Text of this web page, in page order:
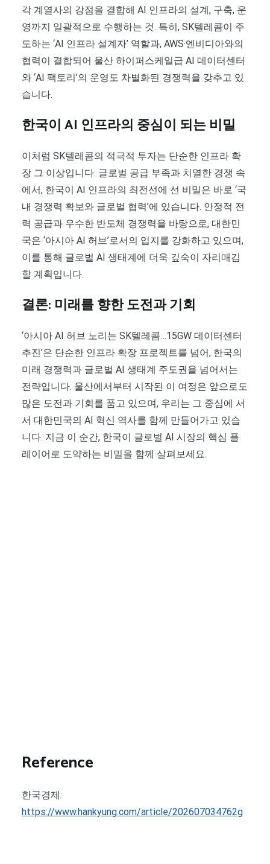
각 계열사의 강점을 결합해 AI 인프라의 설계, 구축, 운
영까지 일괄적으로 수행하는 것. 특히, SK텔레콤이 주
도하는 ‘AI 인프라 설계자’ 역할과, AWS·엔비디아와의
협력이 결합되어 울산 하이퍼스케일급 AI 데이터센터
와 ‘AI 팩토리’의 운영도 차별화된 경쟁력을 갖추고 있
습니다.
한국이 AI 인프라의 중심이 되는 비밀
이처럼 SK텔레콤의 적극적 투자는 단순한 인프라 확
장 그 이상입니다. 글로벌 공급 부족과 치열한 경쟁 속
에서, 한국이 AI 인프라의 최전선에 선 비밀은 바로 ‘국
내 경쟁력 확보와 글로벌 협력’에 있습니다. 안정적 전
력 공급과 우수한 반도체 경쟁력을 바탕으로, 대한민
국은 ‘아시아 AI 허브’로서의 입지를 강화하고 있으며,
이를 통해 글로벌 AI 생태계에 더욱 깊숙이 자리매김
할 계획입니다.
결론: 미래를 향한 도전과 기회
‘아시아 AI 허브 노리는 SK텔레콤…15GW 데이터센터
추진’은 단순한 인프라 확장 프로젝트를 넘어, 한국의
미래 경쟁력과 글로벌 AI 생태계 주도권을 넘어서는
전략입니다. 울산에서부터 시작된 이 여정은 앞으로도
많은 도전과 기회를 품고 있으며, 우리는 그 중심에 서
서 대한민국의 AI 혁신 역사를 함께 만들어가고 있습
니다. 지금 이 순간, 한국이 글로벌 AI 시장의 핵심 플
레이어로 도약하는 비밀을 함께 살펴보세요.
Reference
한국경제:
https://www.hankyung.com/article/202607034762g